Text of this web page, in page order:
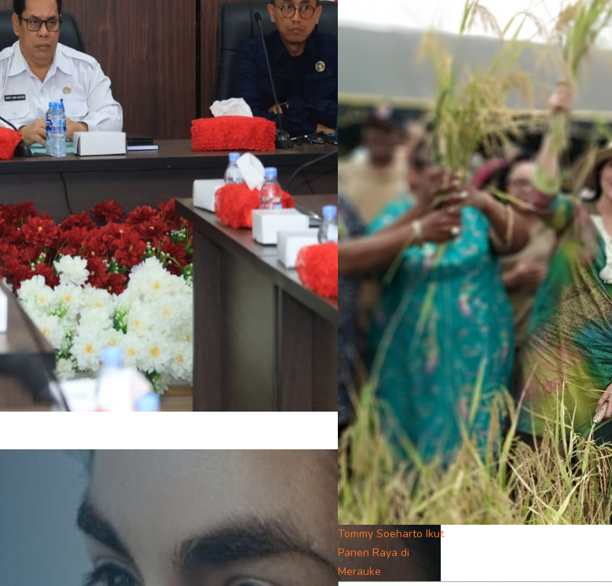
Tommy Soeharto Ikut
Panen Raya di
Merauke